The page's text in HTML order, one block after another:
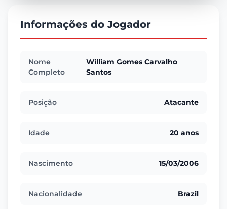
Informações do Jogador
Nome
Completo
William Gomes Carvalho
Santos
Posição Atacante
Idade 20 anos
Nascimento 15/03/2006
Nacionalidade Brazil